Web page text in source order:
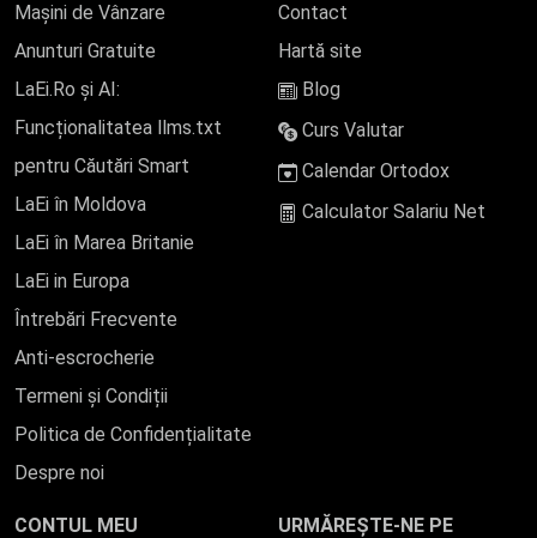
Mașini de Vânzare
Anunturi Gratuite
LaEi.Ro și AI:
Funcționalitatea llms.txt
pentru Căutări Smart
LaEi în Moldova
LaEi în Marea Britanie
LaEi in Europa
Întrebări Frecvente
Anti-escrocherie
Termeni și Condiții
Politica de Confidențialitate
Despre noi
Contact
Hartă site
Blog
Curs Valutar
Calendar Ortodox
Calculator Salariu Net
CONTUL MEU URMĂREȘTE-NE PE